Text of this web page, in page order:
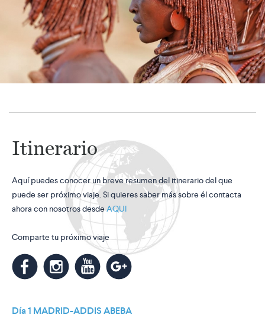
Itinerario
Aquí puedes conocer un breve resumen del itinerario del que
puede ser próximo viaje. Si quieres saber más sobre él contacta
ahora con nosotros desdeAQUI
Comparte tu próximo viaje
mknl
Día 1 MADRID-ADDIS ABEBA